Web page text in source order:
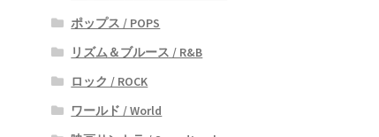
ポップス / POPS
リズム＆ブルース / R&B
ロック / ROCK
ワールド / World